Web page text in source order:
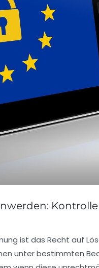
ist das Recht auf
unter bestimmten